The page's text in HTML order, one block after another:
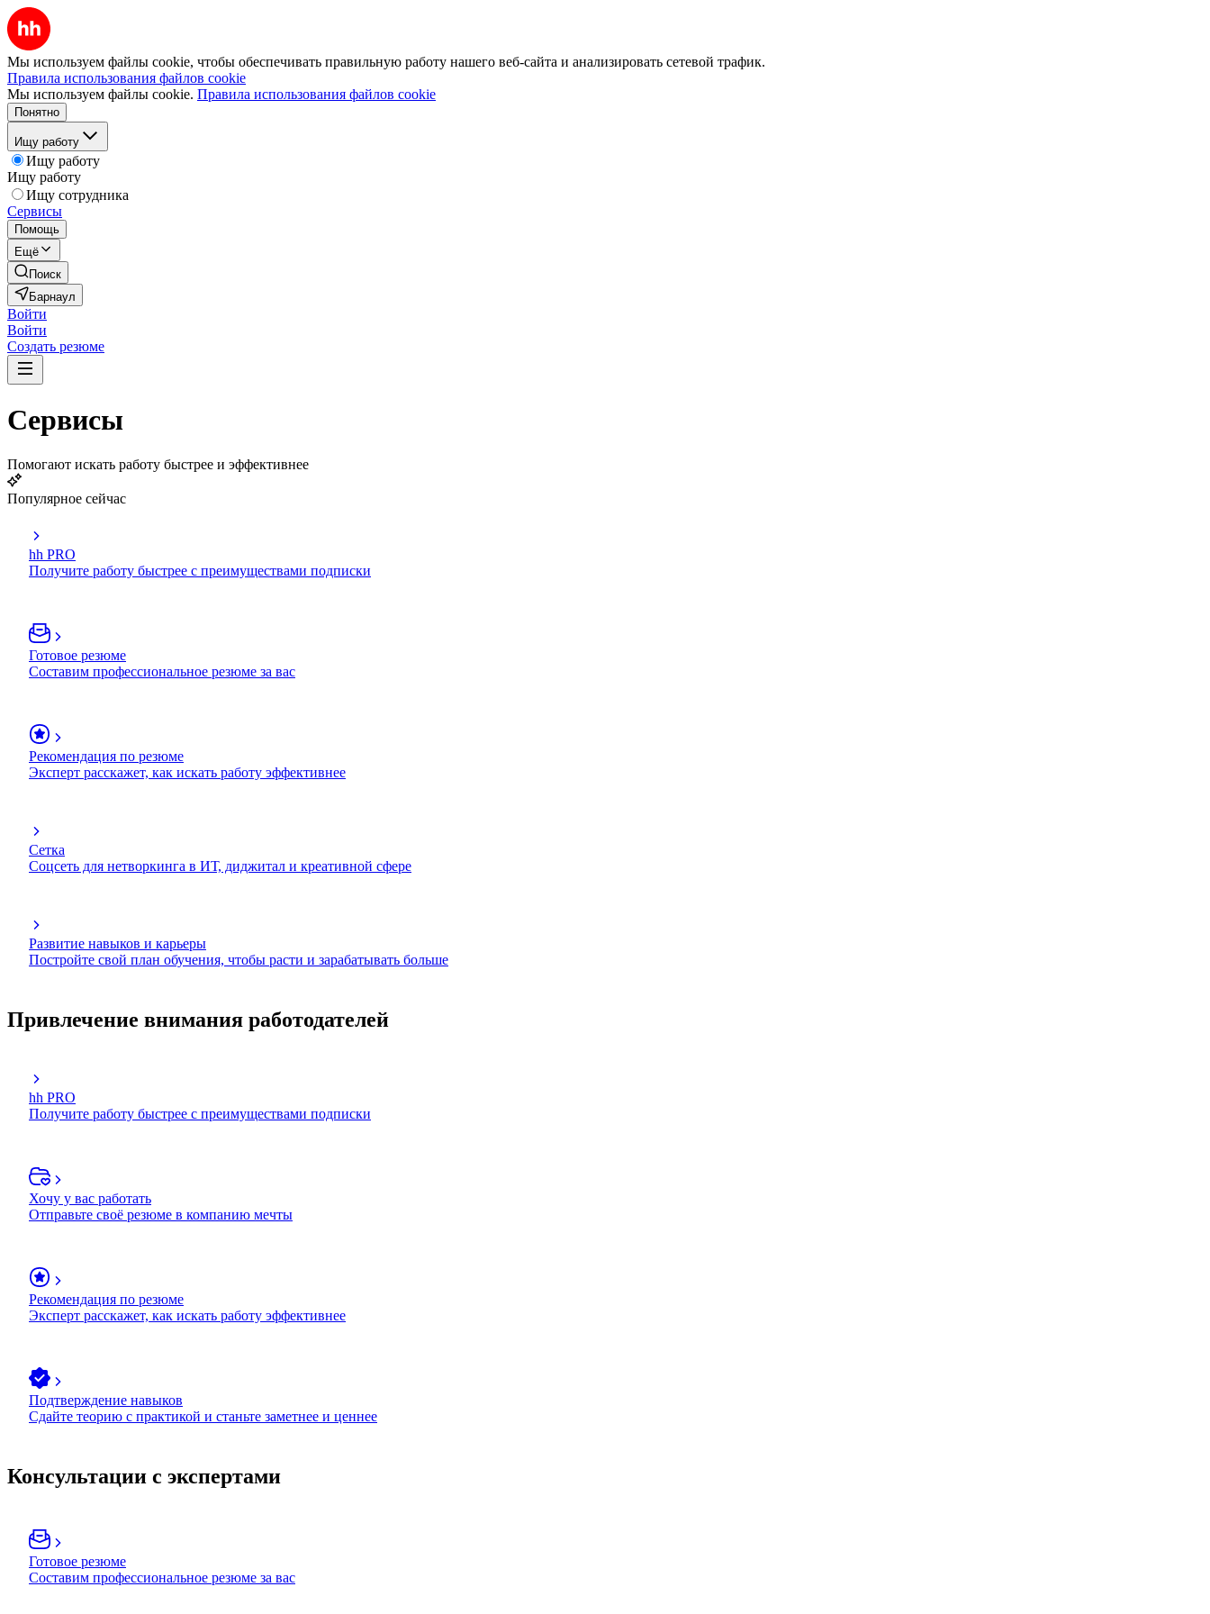
Мы используем файлы cookie, чтобы обеспечивать правильную работу нашего веб-сайта и анализировать сетевой трафик.
Правила использования файлов cookie
Мы используем файлы cookie. Правила использования файлов cookie
Понятно
Ищу работу
Ищу работу
Ищу работу
Ищу сотрудника
Сервисы
Помощь
Ещё
Поиск
Барнаул
Войти
Войти
Создать резюме
Сервисы
Помогают искать работу быстрее и эффективнее
Популярное сейчас
hh PRO
Получите работу быстрее с преимуществами подписки
Готовое резюме
Составим профессиональное резюме за вас
Рекомендация по резюме
Эксперт расскажет, как искать работу эффективнее
Сетка
Соцсеть для нетворкинга в ИТ, диджитал и креативной сфере
Развитие навыков и карьеры
Постройте свой план обучения, чтобы расти и зарабатывать больше
Привлечение внимания работодателей
hh PRO
Получите работу быстрее с преимуществами подписки
Хочу у вас работать
Отправьте своё резюме в компанию мечты
Рекомендация по резюме
Эксперт расскажет, как искать работу эффективнее
Подтверждение навыков
Сдайте теорию с практикой и станьте заметнее и ценнее
Консультации с экспертами
Готовое резюме
Составим профессиональное резюме за вас